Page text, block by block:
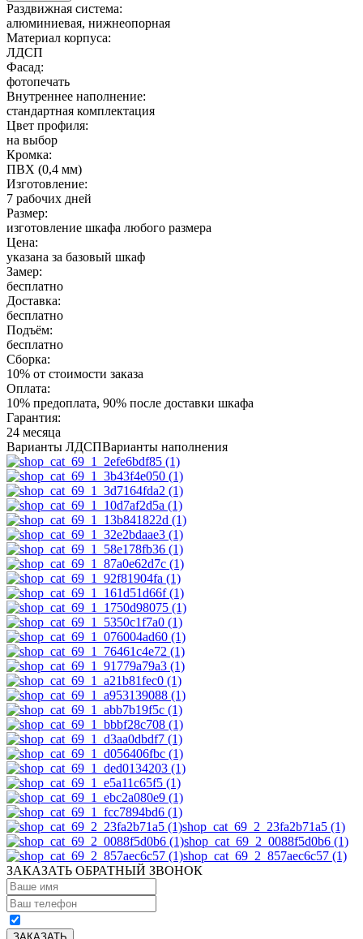
Раздвижная система:
алюминиевая, нижнеопорная
Материал корпуса:
ЛДСП
Фасад:
фотопечать
Внутреннее наполнение:
стандартная комплектация
Цвет профиля:
на выбор
Кромка:
ПВХ (0,4 мм)
Изготовление:
7 рабочих дней
Размер:
изготовление шкафа любого размера
Цена:
указана за базовый шкаф
Замер:
бесплатно
Доставка:
бесплатно
Подъём:
бесплатно
Сборка:
10% от стоимости заказа
Оплата:
10% предоплата, 90% после доставки шкафа
Гарантия:
24 месяца
Варианты ЛДСПВарианты наполнения
shop_cat_69_2_23fa2b71a5 (1)
shop_cat_69_2_0088f5d0b6 (1)
shop_cat_69_2_857aec6c57 (1)
ЗАКАЗАТЬ ОБРАТНЫЙ ЗВОНОК